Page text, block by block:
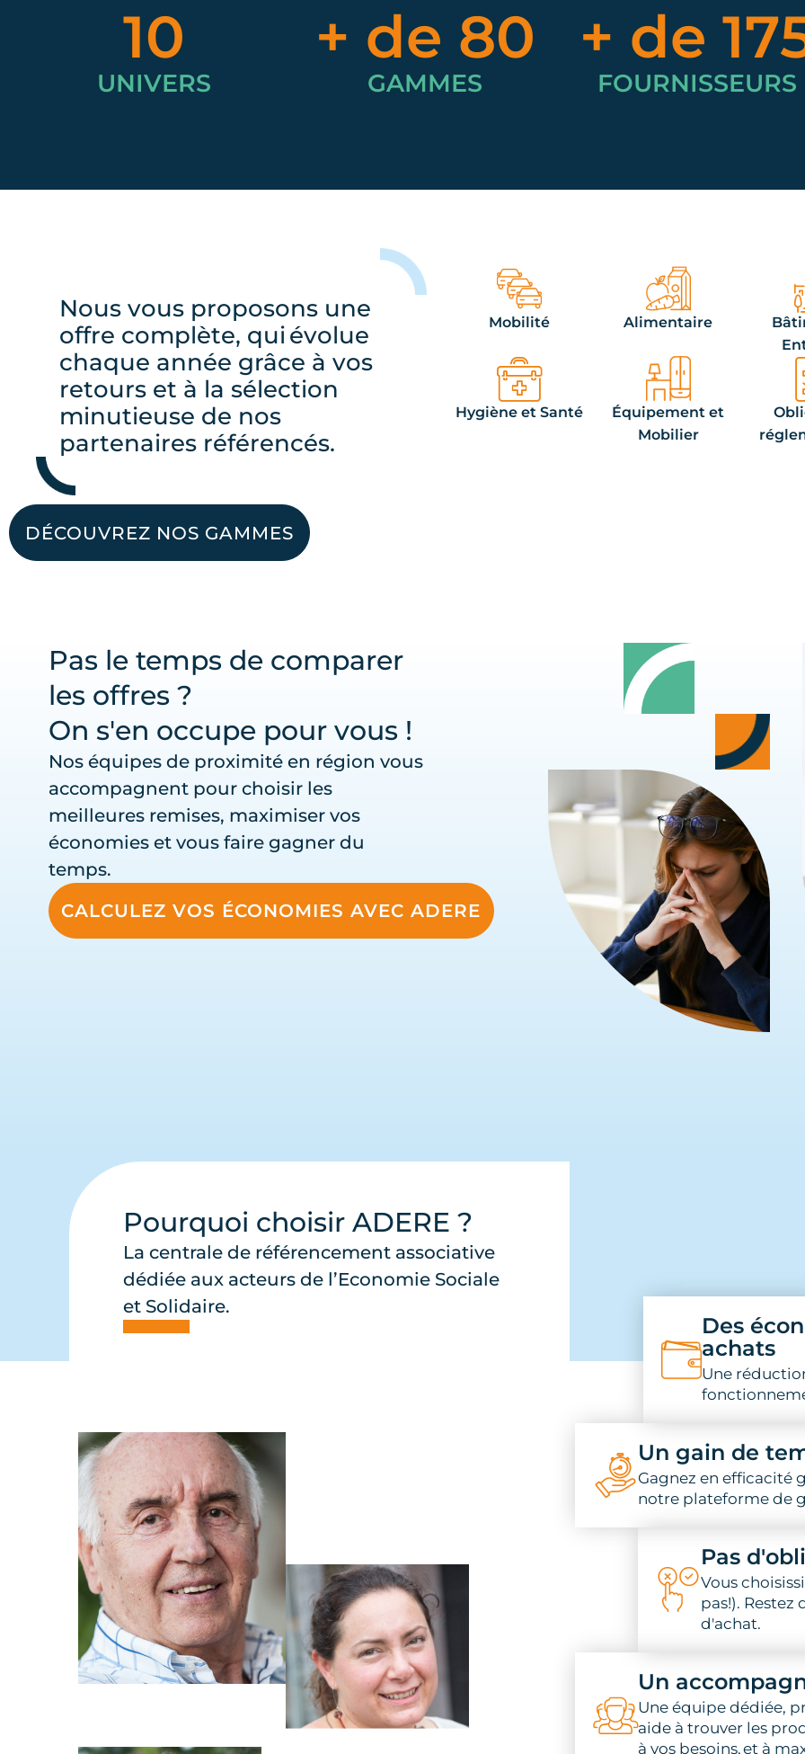
UNIVERS
10
GAMMES
+ de 80
FOURNISSEURS
+ de
Nous vous proposons une
offre complète, qui évolue
chaque année grâce à vos
retours et à la sélection
minutieuse de nos
partenaires référencés.
Mobilité Alimentaire
Hygiène et Santé
Équipement et
Mobilier
DÉCOUVREZ NOS GAMMES
Pas le temps de comparer
les offres ?
On s'en occupe pour vous ! ​
Nos équipes de proximité en région vous
accompagnent pour choisir les
meilleures remises, maximiser vos
économies et vous faire gagner du
temps.
CALCULEZ VOS ÉCONOMIES AVEC ADERE
Pourquoi choisir ADERE ?
La centrale de référencement associative
dédiée aux acteurs de l’Economie Sociale
et Solidaire.
Des
achats
Une
Un gain de
Gagnez en efficacité
notre plateforme de
Pas
Vous
pas!).
d'achat.
Un
Une équipe dédiée,
aide à trouver les
à vos besoins, et à